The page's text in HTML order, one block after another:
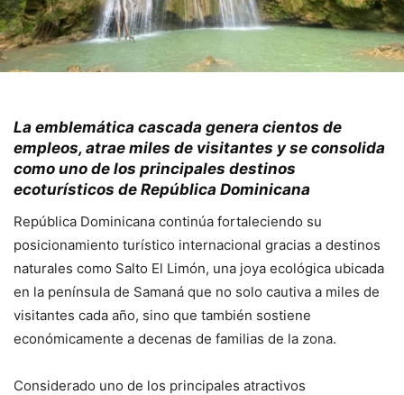
La emblemática cascada genera cientos de
empleos, atrae miles de visitantes y se consolida
como uno de los principales destinos
ecoturísticos de República Dominicana
República Dominicana continúa fortaleciendo su
posicionamiento turístico internacional gracias a destinos
naturales como Salto El Limón, una joya ecológica ubicada
en la península de Samaná que no solo cautiva a miles de
visitantes cada año, sino que también sostiene
económicamente a decenas de familias de la zona.
Considerado uno de los principales atractivos